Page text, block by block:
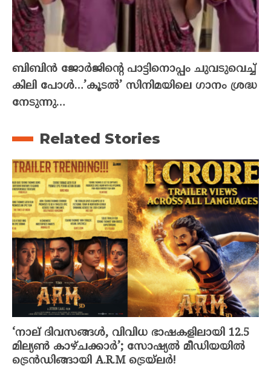
ബിബിൻ ജോർജിന്റെ പാട്ടിനൊപ്പം ചുവടുവെച്ച്
കിലി പോൾ…’കൂടൽ’ സിനിമയിലെ ഗാനം ശ്രദ്ധ
നേടുന്നു…
Related Stories
‘നാല് ദിവസങ്ങൾ, വിവിധ ഭാഷകളിലായി 12.5
മില്യൺ കാഴ്ചക്കാർ’; സോഷ്യൽ മീഡിയയിൽ
ട്രെൻഡിങ്ങായി A.R.M ട്രെയ്‌ലർ!